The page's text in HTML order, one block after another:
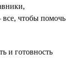
чтобы помочь
и готовность